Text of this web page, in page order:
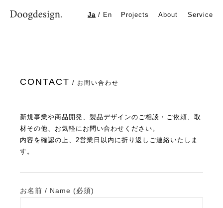
Ja / En Projects About Service
CONTACT / お問い合わせ
新規事業や商品開発、製品デザインのご相談・ご依頼、取
材その他、お気軽にお問い合わせください。
内容を確認の上、2営業日以内に折り返しご連絡いたしま
す。
お名前 / Name (必須)